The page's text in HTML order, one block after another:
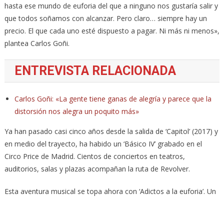
hasta ese mundo de euforia del que a ninguno nos gustaría salir y
que todos soñamos con alcanzar. Pero claro… siempre hay un
precio. El que cada uno esté dispuesto a pagar. Ni más ni menos»,
plantea Carlos Goñi.
ENTREVISTA RELACIONADA
Carlos Goñi: «La gente tiene ganas de alegría y parece que la
distorsión nos alegra un poquito más»
Ya han pasado casi cinco años desde la salida de ‘Capitol’ (2017) y
en medio del trayecto, ha habido un ‘Básico IV’ grabado en el
Circo Price de Madrid. Cientos de conciertos en teatros,
auditorios, salas y plazas acompañan la ruta de Revolver.
Esta aventura musical se topa ahora con ‘Adictos a la euforia’. Un